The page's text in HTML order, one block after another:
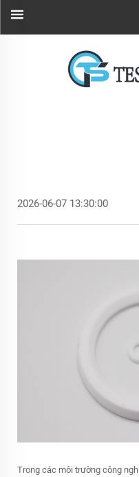
2026-06-07 13:30:00
Trong các môi trường công